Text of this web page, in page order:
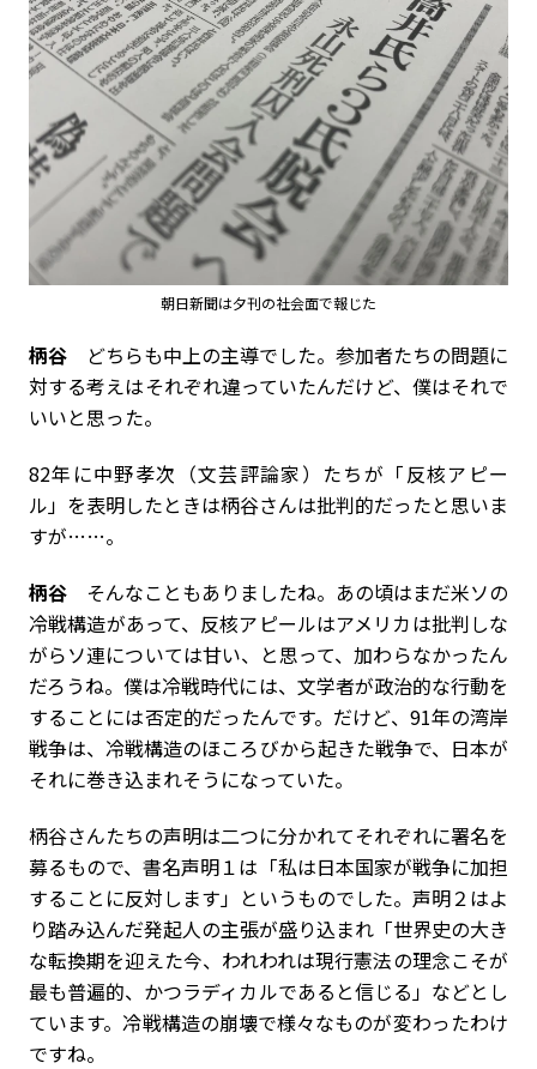
朝日新聞は夕刊の社会面で報じた
柄谷 どちらも中上の主導でした。参加者たちの問題に
対する考えはそれぞれ違っていたんだけど、僕はそれで
いいと思った。
――82年に中野孝次（文芸評論家）たちが「反核アピー
ル」を表明したときは柄谷さんは批判的だったと思いま
すが……。
柄谷 そんなこともありましたね。あの頃はまだ米ソの
冷戦構造があって、反核アピールはアメリカは批判しな
がらソ連については甘い、と思って、加わらなかったん
だろうね。僕は冷戦時代には、文学者が政治的な行動を
することには否定的だったんです。だけど、91年の湾岸
戦争は、冷戦構造のほころびから起きた戦争で、日本が
それに巻き込まれそうになっていた。
――柄谷さんたちの声明は二つに分かれてそれぞれに署名を
募るもので、書名声明１は「私は日本国家が戦争に加担
することに反対します」というものでした。声明２はよ
り踏み込んだ発起人の主張が盛り込まれ「世界史の大き
な転換期を迎えた今、われわれは現行憲法の理念こそが
最も普遍的、かつラディカルであると信じる」などとし
ています。冷戦構造の崩壊で様々なものが変わったわけ
ですね。